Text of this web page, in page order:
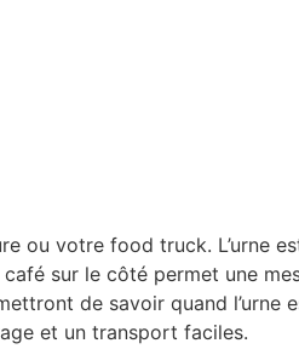
ou votre food truck. L’urne
sur le côté permet une
de savoir quand l’urne
et un transport faciles.